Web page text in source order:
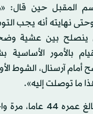
المقبل حين قال:
نهايته أنه يجب
ينصلح بين عشية
بالأمور
أمام آرسنال، الشوط
ما توصلت إليه».
وانتصر لامبارد، البالغ